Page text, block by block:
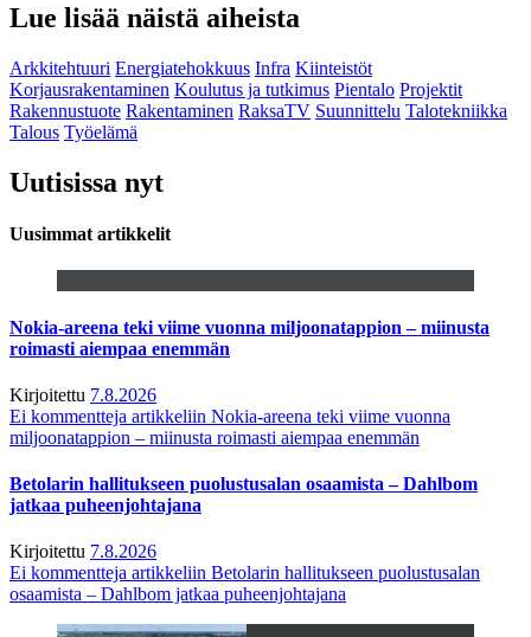
Lue lisää näistä aiheista
Arkkitehtuuri Energiatehokkuus Infra Kiinteistöt
Korjausrakentaminen Koulutus ja tutkimus Pientalo Projektit
Rakennustuote Rakentaminen RaksaTV Suunnittelu Talotekniikka
Talous Työelämä
Uutisissa nyt
Uusimmat artikkelit
Nokia-areena teki viime vuonna miljoonatappion – miinusta
roimasti aiempaa enemmän
Kirjoitettu 7.8.2026
Ei kommentteja artikkeliin Nokia-areena teki viime vuonna
miljoonatappion – miinusta roimasti aiempaa enemmän
Betolarin hallitukseen puolustusalan osaamista – Dahlbom
jatkaa puheenjohtajana
Kirjoitettu 7.8.2026
Ei kommentteja artikkeliin Betolarin hallitukseen puolustusalan
osaamista – Dahlbom jatkaa puheenjohtajana